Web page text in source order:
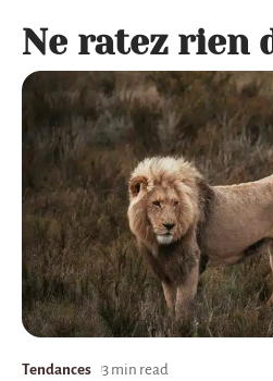
Ne ratez rien
Tendances 3 min read